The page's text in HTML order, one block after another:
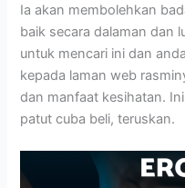
Ia akan membolehkan
baik secara dalaman dan
untuk mencari ini dan
kepada laman web
dan manfaat kesihatan.
patut cuba beli, teruskan.